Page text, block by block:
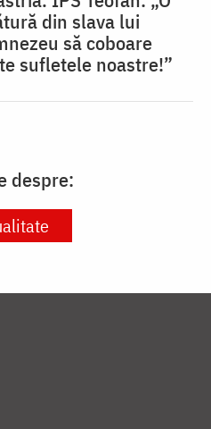
din slava lui
să coboare
sufletele noastre!”
despre: